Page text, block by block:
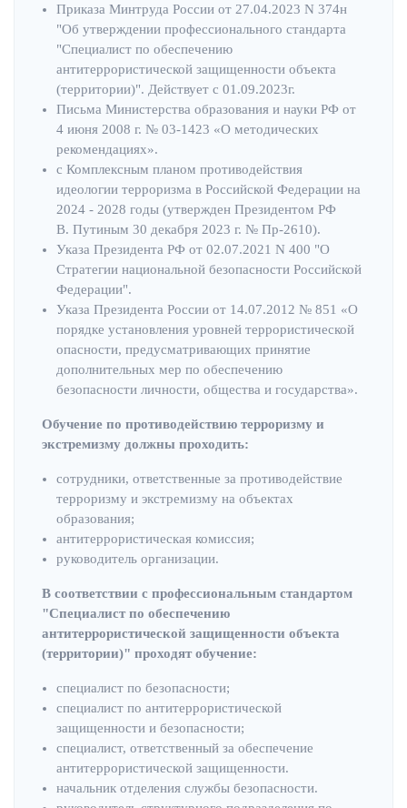
Приказа Минтруда России от 27.04.2023 N 374н
"Об утверждении профессионального стандарта
"Специалист по обеспечению
антитеррористической защищенности объекта
(территории)". Действует с 01.09.2023г.
Письма Министерства образования и науки РФ от
4 июня 2008 г. № 03-1423 «О методических
рекомендациях».
с Комплексным планом противодействия
идеологии терроризма в Российской Федерации на
2024 - 2028 годы (утвержден Президентом РФ
В. Путиным 30 декабря 2023 г. № Пр-2610).
Указа Президента РФ от 02.07.2021 N 400 "О
Стратегии национальной безопасности Российской
Федерации".
Указа Президента России от 14.07.2012 № 851 «О
порядке установления уровней террористической
опасности, предусматривающих принятие
дополнительных мер по обеспечению
безопасности личности, общества и государства».
Обучение по противодействию терроризму и
экстремизму должны проходить:
сотрудники, ответственные за противодействие
терроризму и экстремизму на объектах
образования;
антитеррористическая комиссия;
руководитель организации.
В соответствии с профессиональным стандартом
"Специалист по обеспечению
антитеррористической защищенности объекта
(территории)" проходят обучение:
специалист по безопасности;
специалист по антитеррористической
защищенности и безопасности;
специалист, ответственный за обеспечение
антитеррористической защищенности.
начальник отделения службы безопасности.